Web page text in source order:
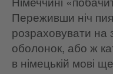
Переживши ніч
розраховувати на
оболонок, або ж
в німецькій мові